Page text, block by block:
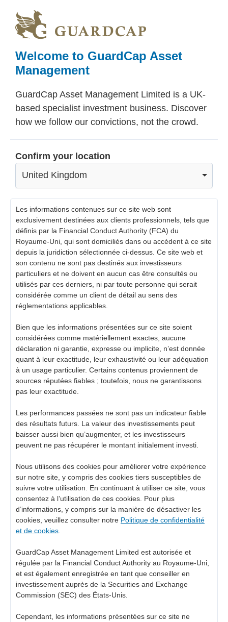
main
primary
footer
Welcome to GuardCap Asset
Management
GuardCap Asset Management Limited is a UK-
based specialist investment business. Discover
how we follow our convictions, not the crowd.
Confirm your location
United Kingdom
Les informations contenues sur ce site web sont
exclusivement destinées aux clients professionnels, tels que
définis par la Financial Conduct Authority (FCA) du
Royaume-Uni, qui sont domiciliés dans ou accèdent à ce site
depuis la juridiction sélectionnée ci-dessus. Ce site web et
son contenu ne sont pas destinés aux investisseurs
particuliers et ne doivent en aucun cas être consultés ou
utilisés par ces derniers, ni par toute personne qui serait
considérée comme un client de détail au sens des
réglementations applicables.
Bien que les informations présentées sur ce site soient
considérées comme matériellement exactes, aucune
déclaration ni garantie, expresse ou implicite, n’est donnée
quant à leur exactitude, leur exhaustivité ou leur adéquation
à un usage particulier. Certains contenus proviennent de
sources réputées fiables ; toutefois, nous ne garantissons
pas leur exactitude.
Les performances passées ne sont pas un indicateur fiable
des résultats futurs. La valeur des investissements peut
baisser aussi bien qu’augmenter, et les investisseurs
peuvent ne pas récupérer le montant initialement investi.
Nous utilisons des cookies pour améliorer votre expérience
sur notre site, y compris des cookies tiers susceptibles de
suivre votre utilisation. En continuant à utiliser ce site, vous
consentez à l’utilisation de ces cookies. Pour plus
d’informations, y compris sur la manière de désactiver les
cookies, veuillez consulter notre Politique de confidentialité
et de cookies
GuardCap Asset Management Limited est autorisée et
régulée par la Financial Conduct Authority au Royaume-Uni,
et est également enregistrée en tant que conseiller en
investissement auprès de la Securities and Exchange
Commission (SEC) des États-Unis.
Cependant, les informations présentées sur ce site ne